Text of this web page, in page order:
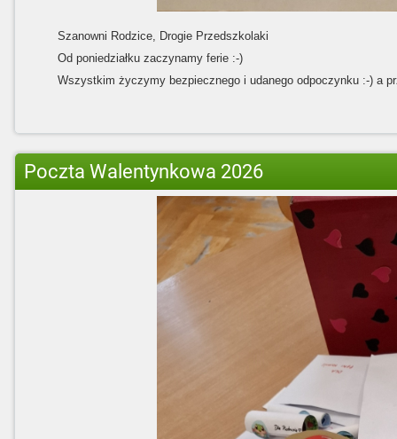
Szanowni Rodzice, Drogie Przedszkolaki
Od poniedziałku zaczynamy ferie :-)
Wszystkim życzymy bezpiecznego i udanego odpoczynku :-) a
Poczta Walentynkowa 2026